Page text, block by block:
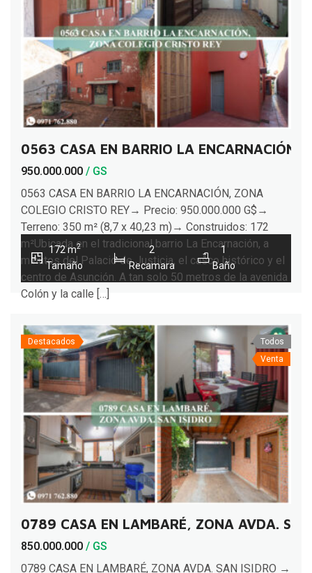
0563 CASA EN BARRIO LA ENCARNACIÓN,
950.000.000 / GS
0563 CASA EN BARRIO LA ENCARNACIÓN, ZONA
COLEGIO CRISTO REY→ Precio: 950.000.000 G$→
Terreno: 350 m² (8,7 x 40,23 m)→ Construidos: 172
m²Ubicada en el tradicional barrio La Encarnación, a
minutos del Palacio de Justicia, el casco histórico y el
centro de Asunción. A tan solo 50 metros de la avenida
Colón y la calle […]
172 m2
Tamaño
2
Recamara
1
Baño
Destacados
Todos
Venta
0789 CASA EN LAMBARÉ, ZONA AVDA. SAN
850.000.000 / GS
0789 CASA EN LAMBARÉ, ZONA AVDA. SAN ISIDRO →